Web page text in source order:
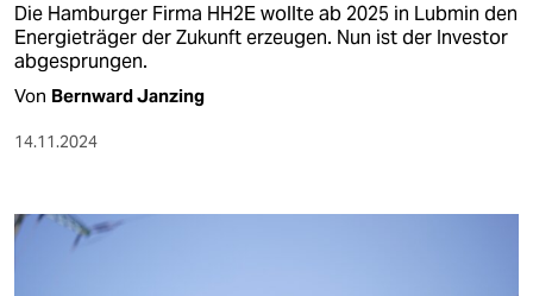
Die Hamburger Firma HH2E wollte ab 2025 in Lubmin den
Energieträger der Zukunft erzeugen. Nun ist der Investor
abgesprungen.
Von Bernward Janzing
14.11.2024